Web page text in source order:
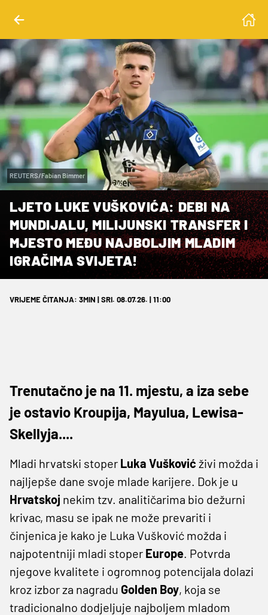
REUTERS/Fabian Bimmer
LJETO LUKE VUŠKOVIĆA: DEBI NA
MUNDIJALU, MILIJUNSKI TRANSFER I
MJESTO MEĐU NAJBOLJIM MLADIM
IGRAČIMA SVIJETA!
VRIJEME ČITANJA: 3MIN | SRI. 08.07.26. | 11:00
Trenutačno je na 11. mjestu, a iza sebe
je ostavio Kroupija, Mayulua, Lewisa-
Skellyja....
Mladi hrvatski stoper Luka Vušković živi možda i
najljepše dane svoje mlade karijere. Dok je u
Hrvatskoj nekim tzv. analitičarima bio dežurni
krivac, masu se ipak ne može prevariti i
činjenica je kako je Luka Vušković možda i
najpotentniji mladi stoper Europe. Potvrda
njegove kvalitete i ogromnog potencijala dolazi
kroz izbor za nagradu Golden Boy, koja se
tradicionalno dodjeljuje najboljem mladom